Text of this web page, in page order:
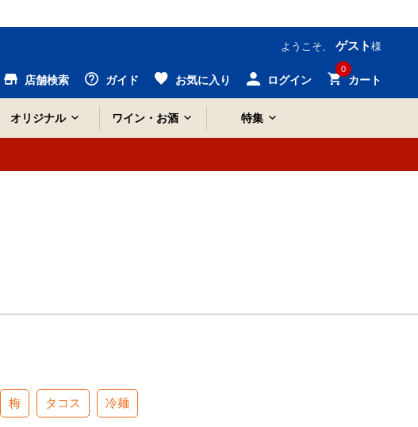
ようこそ、 ゲスト 様
店舗検索 ガイド お気に入り ログイン
0
カート
オリジナル ワイン・お酒 特集
梅 タコス 冷麺